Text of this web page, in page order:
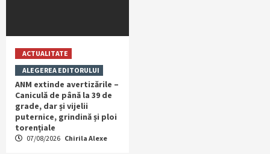
ACTUALITATE
ALEGEREA EDITORULUI
ANM extinde avertizările –
Caniculă de până la 39 de
grade, dar și vijelii
puternice, grindină și ploi
torențiale
07/08/2026 Chirila Alexe